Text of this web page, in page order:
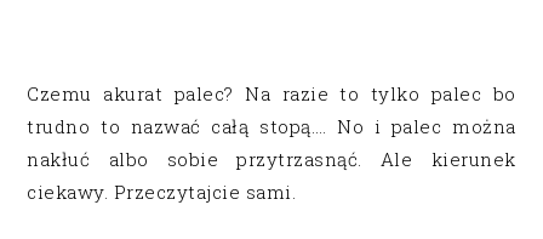
Czemu akurat palec? Na razie to tylko palec bo
trudno to nazwać całą stopą…. No i palec można
nakłuć albo sobie przytrzasnąć. Ale kierunek
ciekawy. Przeczytajcie sami.